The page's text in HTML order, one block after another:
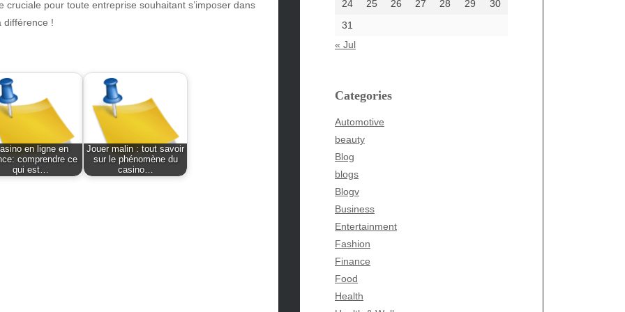
cruciale pour toute entreprise souhaitant s’imposer dans
différence !
en ligne en
comprendre ce
qui est…
Jouer malin : tout savoir
sur le phénomène du
casino…
24
25 26 27 28 29
30
31
« Jul
Categories
Automotive
beauty
Blog
blogs
Blogv
Business
Entertainment
Fashion
Finance
Food
Health
& Wellness